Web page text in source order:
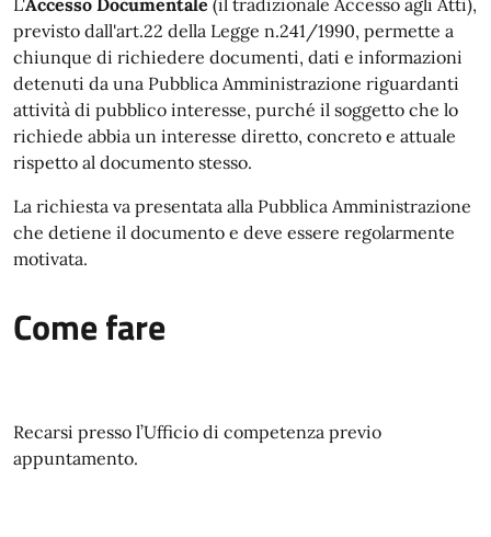
L'Accesso Documentale (il tradizionale Accesso agli Atti),
previsto dall'art.22 della Legge n.241/1990, permette a
chiunque di richiedere documenti, dati e informazioni
detenuti da una Pubblica Amministrazione riguardanti
attività di pubblico interesse, purché il soggetto che lo
richiede abbia un interesse diretto, concreto e attuale
rispetto al documento stesso.
La richiesta va presentata alla Pubblica Amministrazione
che detiene il documento e deve essere regolarmente
motivata.
Come fare
Recarsi presso l’Ufficio di competenza previo
appuntamento.